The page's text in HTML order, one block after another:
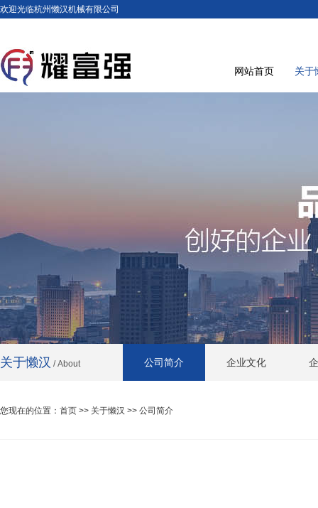
欢迎光临杭州懒汉机械有限公司
网站首页 关于
关于懒汉 / About 公司简介 企业文化
您现在的位置： 首页 >> 关于懒汉 >> 公司简介